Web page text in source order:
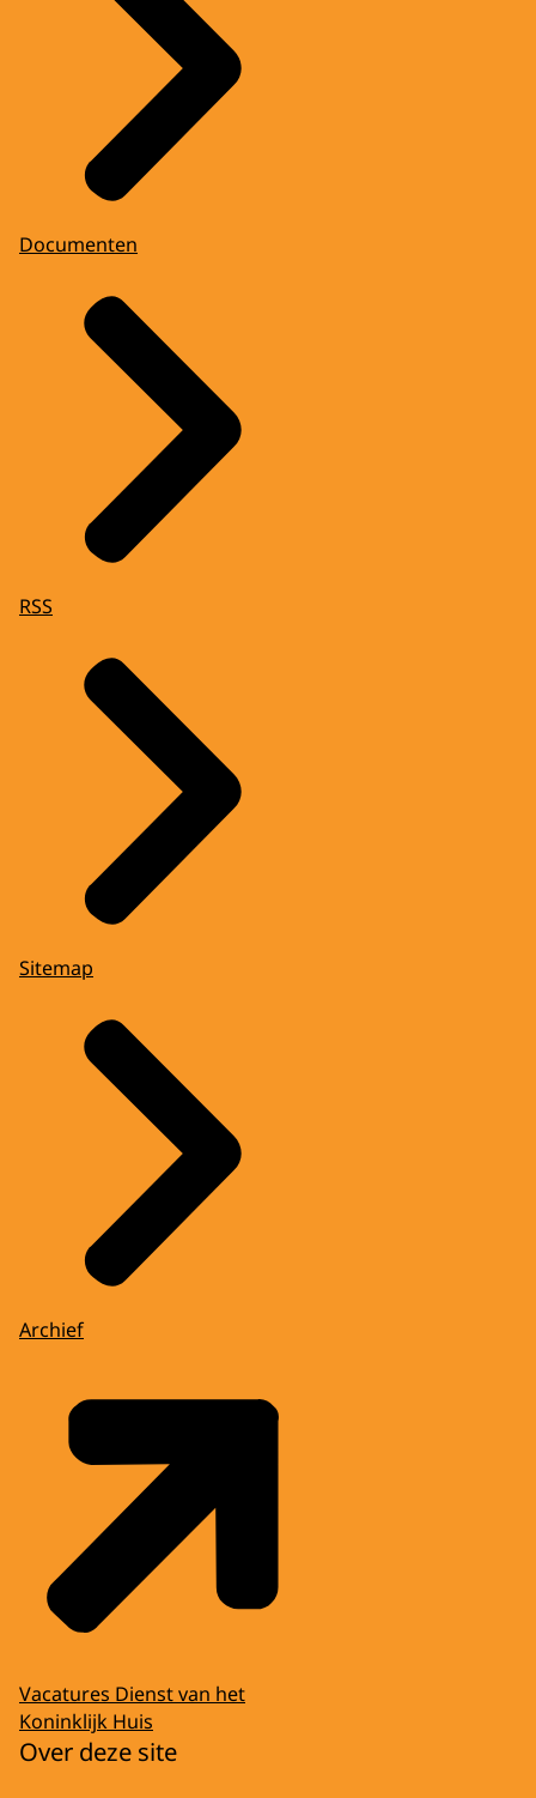
Documenten
RSS
Sitemap
Archief
Vacatures Dienst van het
Koninklijk Huis
Over deze site